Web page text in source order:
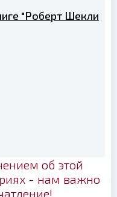
"Роберт Шекли
об этой
- нам важно